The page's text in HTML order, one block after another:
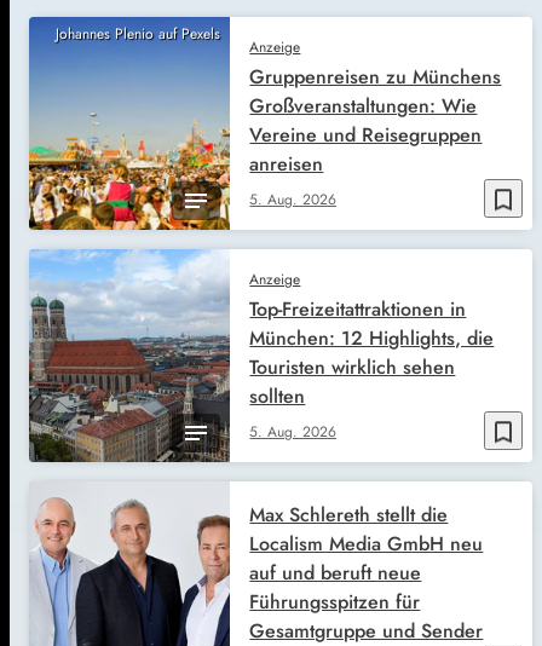
Johannes Plenio auf Pexels
bookmark_border
Anzeige
5. Aug. 2026
Gruppenreisen zu Münchens
Großveranstaltungen: Wie
Vereine und Reisegruppen
anreisen
bookmark_border
Anzeige
5. Aug. 2026
Top-Freizeitattraktionen in
München: 12 Highlights, die
Touristen wirklich sehen
sollten
Max Schlereth stellt die
Localism Media GmbH neu
auf und beruft neue
Führungsspitzen für
Gesamtgruppe und Sender